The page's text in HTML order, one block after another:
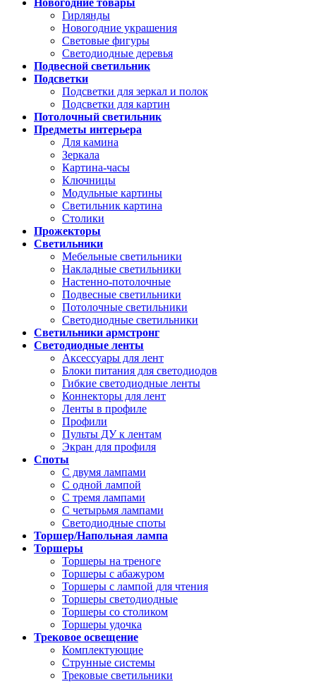
Новогодние товары
Гирлянды
Новогодние украшения
Световые фигуры
Светодиодные деревья
Подвесной светильник
Подсветки
Подсветки для зеркал и полок
Подсветки для картин
Потолочный светильник
Предметы интерьера
Для камина
Зеркала
Картина-часы
Ключницы
Модульные картины
Светильник картина
Столики
Прожекторы
Светильники
Мебельные светильники
Накладные светильники
Настенно-потолочные
Подвесные светильники
Потолочные светильники
Светодиодные светильники
Светильники армстронг
Светодиодные ленты
Аксессуары для лент
Блоки питания для светодиодов
Гибкие светодиодные ленты
Коннекторы для лент
Ленты в профиле
Профили
Пульты ДУ к лентам
Экран для профиля
Споты
С двумя лампами
С одной лампой
С тремя лампами
С четырьмя лампами
Светодиодные споты
Торшер/Напольная лампа
Торшеры
Торшеры на треноге
Торшеры с абажуром
Торшеры с лампой для чтения
Торшеры светодиодные
Торшеры со столиком
Торшеры удочка
Трековое освещение
Комплектующие
Струнные системы
Трековые светильники